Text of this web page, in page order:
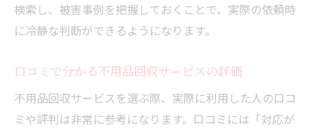
検索し、被害事例を把握しておくことで、実際の依頼時
に冷静な判断ができるようになります。
口コミで分かる不用品回収サービスの評価
不用品回収サービスを選ぶ際、実際に利用した人の口コ
ミや評判は非常に参考になります。口コミには「対応が